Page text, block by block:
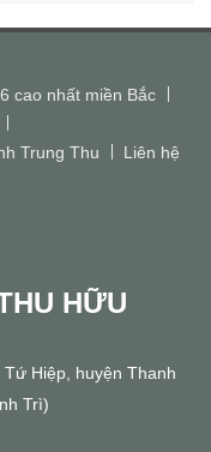
cao nhất miền Bắc
Trung Thu Liên hệ
HỮU
Hiệp, huyện Thanh
Trì)